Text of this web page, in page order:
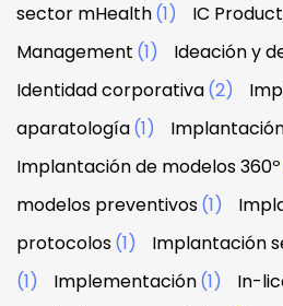
sector mHealth(1) IC
Management (1) Ideación y
Identidad corporativa(2)
aparatología(1)
Implantación de modelos 360º
modelos preventivos(1)
protocolos(1)
Implantación
(1)
Implementación(1) In-